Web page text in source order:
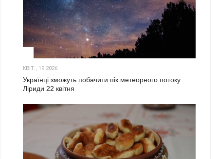
КВІТ., 19 2026
Українці зможуть побачити пік метеорного потоку
Ліриди 22 квітня